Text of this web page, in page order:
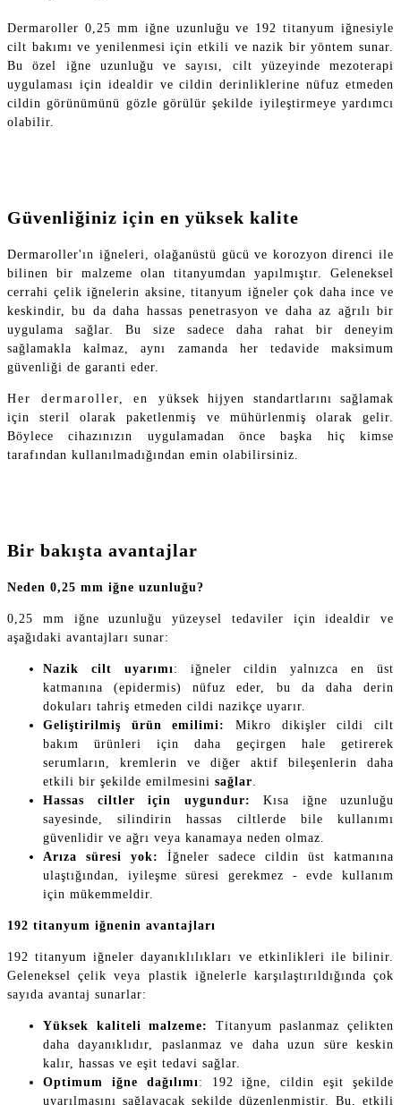
Dermaroller 0,25 mm iğne uzunluğu ve 192 titanyum iğnesiyle
cilt bakımı ve yenilenmesi için etkili ve nazik bir yöntem sunar.
Bu özel iğne uzunluğu ve sayısı, cilt yüzeyinde mezoterapi
uygulaması için idealdir ve cildin derinliklerine nüfuz etmeden
cildin görünümünü gözle görülür şekilde iyileştirmeye yardımcı
olabilir.
Güvenliğiniz için en yüksek kalite
Dermaroller'ın iğneleri, olağanüstü gücü ve korozyon direnci ile
bilinen bir malzeme olan titanyumdan yapılmıştır. Geleneksel
cerrahi çelik iğnelerin aksine, titanyum iğneler çok daha ince ve
keskindir, bu da daha hassas penetrasyon ve daha az ağrılı bir
uygulama sağlar. Bu size sadece daha rahat bir deneyim
sağlamakla kalmaz, aynı zamanda her tedavide maksimum
güvenliği de garanti eder.
Her dermaroller, en yüksek hijyen standartlarını sağlamak
için steril olarak paketlenmiş ve mühürlenmiş olarak gelir.
Böylece cihazınızın uygulamadan önce başka hiç kimse
tarafından kullanılmadığından emin olabilirsiniz.
Bir bakışta avantajlar
Neden 0,25 mm iğne uzunluğu?
0,25 mm iğne uzunluğu yüzeysel tedaviler için idealdir ve
aşağıdaki avantajları sunar:
Nazik cilt uyarımı: iğneler cildin yalnızca en üst
katmanına (epidermis) nüfuz eder, bu da daha derin
dokuları tahriş etmeden cildi nazikçe uyarır.
Geliştirilmiş ürün emilimi:
Mikro dikişler cildi cilt
bakım ürünleri için daha geçirgen hale getirerek
serumların, kremlerin ve diğer aktif bileşenlerin daha
etkili bir şekilde emilmesini sağlar.
Hassas ciltler için uygundur: Kısa iğne uzunluğu
sayesinde, silindirin hassas ciltlerde bile kullanımı
güvenlidir ve ağrı veya kanamaya neden olmaz.
Arıza süresi yok:
İğneler sadece cildin üst katmanına
ulaştığından, iyileşme süresi gerekmez - evde kullanım
için mükemmeldir.
192 titanyum iğnenin avantajları
192 titanyum iğneler dayanıklılıkları ve etkinlikleri ile bilinir.
Geleneksel çelik veya plastik iğnelerle karşılaştırıldığında çok
sayıda avantaj sunarlar:
Yüksek kaliteli malzeme:
Titanyum paslanmaz çelikten
daha dayanıklıdır, paslanmaz ve daha uzun süre keskin
kalır, hassas ve eşit tedavi sağlar.
Optimum iğne dağılımı: 192 iğne, cildin eşit şekilde
uyarılmasını sağlayacak şekilde düzenlenmiştir. Bu, etkili